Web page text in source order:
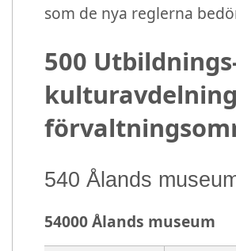
som de nya reglerna
500
540 Ålands
54000 Ålands museum